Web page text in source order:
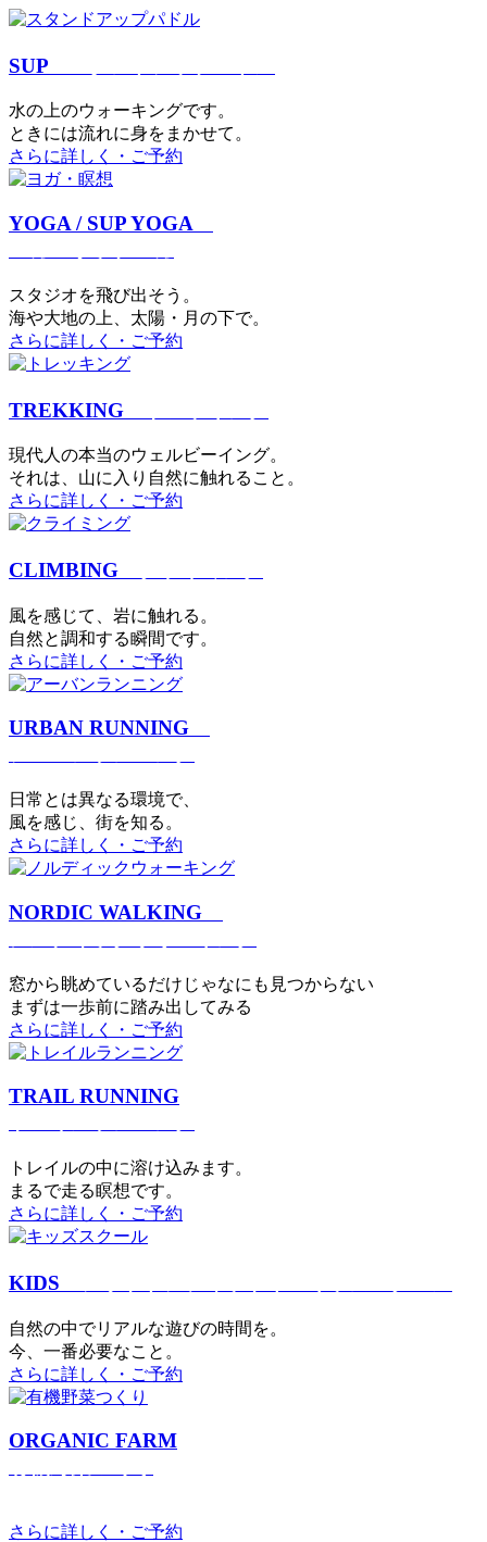
SUP
⽔の上のウォーキングです。
ときには流れに身をまかせて。
さらに詳しく・ご予約
YOGA / SUP YOGA
スタジオを⾶び出そう。
海や大地の上、太陽・⽉の下で。
さらに詳しく・ご予約
TREKKING
現代⼈の本当のウェルビーイング。
それは、⼭に⼊り⾃然に触れること。
さらに詳しく・ご予約
CLIMBING
⾵を感じて、岩に触れる。
⾃然と調和する瞬間です。
さらに詳しく・ご予約
URBAN RUNNING
日常とは異なる環境で、
風を感じ、街を知る。
さらに詳しく・ご予約
NORDIC WALKING
窓から眺めているだけじゃなにも見つからない
まずは一歩前に踏み出してみる
さらに詳しく・ご予約
TRAIL RUNNING
トレイルの中に溶け込みます。
まるで⾛る瞑想です。
さらに詳しく・ご予約
KIDS
⾃然の中でリアルな遊びの時間を。
今、⼀番必要なこと。
さらに詳しく・ご予約
ORGANIC FARM
さらに詳しく・ご予約